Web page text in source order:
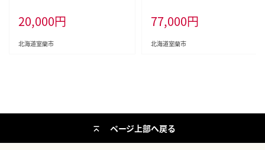
20,000円
北海道室蘭市
77,000円
北海道室蘭市
ページ上部へ戻る